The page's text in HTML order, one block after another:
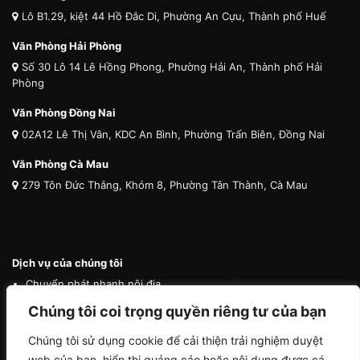
Chúng tôi coi trọng quyền riêng tư của bạn
Chúng tôi sử dụng cookie để cải thiện trải nghiệm duyệt
Lô B1.29, kiệt 44 Hồ Đắc Di, Phường An Cựu, Thành phố Huế
Văn Phòng Hải Phòng
Số 30 Lô 14 Lê Hồng Phong, Phường Hải An, Thành phố Hải
Phòng
Văn Phòng Đồng Nai
02A12 Lê Thị Vân, KDC An Bình, Phường Trấn Biên, Đồng Nai
Văn Phòng Cà Mau
279 Tôn Đức Thắng, Khóm 8, Phường Tân Thành, Cà Mau
Dịch vụ của chúng tôi
Chuyển phát nhanh nội địa
Chuyển phát nhanh quốc tế
Vận chuyển thú cưng